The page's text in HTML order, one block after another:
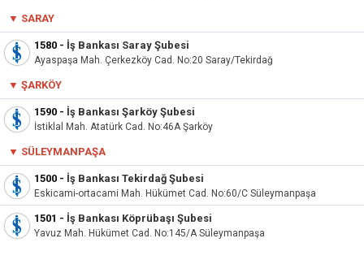
▼ SARAY
1580 - İş Bankası Saray Şubesi
Ayaspaşa Mah. Çerkezköy Cad. No:20 Saray/Tekirdağ
▼ ŞARKÖY
1590 - İş Bankası Şarköy Şubesi
İstiklal Mah. Atatürk Cad. No:46A Şarköy
▼ SÜLEYMANPAŞA
1500 - İş Bankası Tekirdağ Şubesi
Eskicami-ortacami Mah. Hükümet Cad. No:60/C Süleymanpaşa
1501 - İş Bankası Köprübaşı Şubesi
Yavuz Mah. Hükümet Cad. No:145/A Süleymanpaşa